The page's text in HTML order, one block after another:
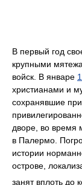
В первый год
крупными
войск. В январе
христианами и
сохранявшие при
дворе, во время
в Палермо.
истории
острове,
занят вплоть до